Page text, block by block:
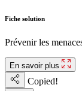
Fiche solution
Prévenir les
En savoir plus
Copied!